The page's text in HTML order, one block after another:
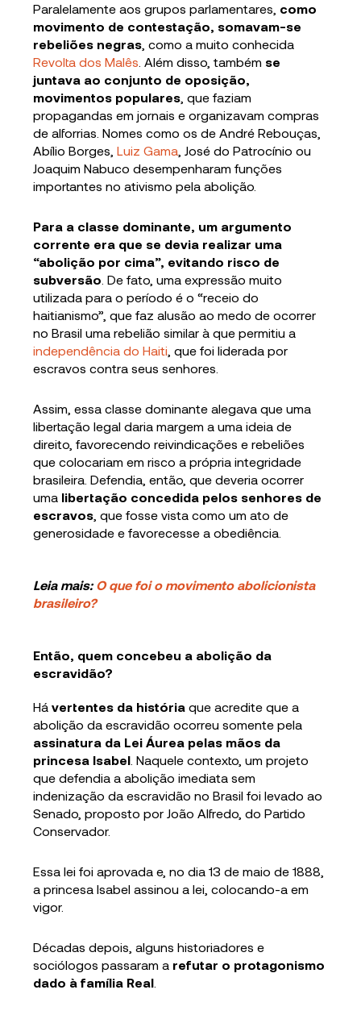
Paralelamente aos grupos parlamentares, como
movimento de contestação, somavam-se
rebeliões negras , como a muito conhecida
Revolta dos Malês . Além disso, também se
juntava ao conjunto de oposição,
movimentos populares , que faziam
propagandas em jornais e organizavam compras
de alforrias. Nomes como os de André Rebouças,
Abílio Borges,Luiz Gama , José do Patrocínio ou
Joaquim Nabuco desempenharam funções
importantes no ativismo pela abolição.
Para a classe dominante, um argumento
corrente era que se devia realizar uma
“abolição por cima”, evitando risco de
subversão . De fato, uma expressão muito
utilizada para o período é o “receio do
haitianismo”, que faz alusão ao medo de ocorrer
no Brasil uma rebelião similar à que permitiu a
independência do Haiti , que foi liderada por
escravos contra seus senhores.
Assim, essa classe dominante alegava que uma
libertação legal daria margem a uma ideia de
direito, favorecendo reivindicações e rebeliões
que colocariam em risco a própria integridade
brasileira. Defendia, então, que deveria ocorrer
uma libertação concedida pelos senhores de
escravos , que fosse vista como um ato de
generosidade e favorecesse a obediência.
Leia mais: O que foi o movimento abolicionista
brasileiro?
Então, quem concebeu a abolição da
escravidão?
Hávertentes da história que acredite que a
abolição da escravidão ocorreu somente pela
assinatura da Lei Áurea pelas mãos da
princesa Isabel . Naquele contexto, um projeto
que defendia a abolição imediata sem
indenização da escravidão no Brasil foi levado ao
Senado, proposto por João Alfredo, do Partido
Conservador.
Essa lei foi aprovada e, no dia 13 de maio de 1888,
a princesa Isabel assinou a lei, colocando-a em
vigor.
Décadas depois, alguns historiadores e
sociólogos passaram a refutar o protagonismo
dado à família Real